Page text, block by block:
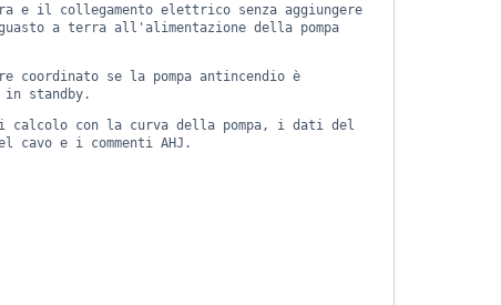
e il collegamento elettrico senza aggiungere
a terra all'alimentazione della pompa
coordinato se la pompa antincendio è
in standby.
calcolo con la curva della pompa, i dati del
e i commenti AHJ.